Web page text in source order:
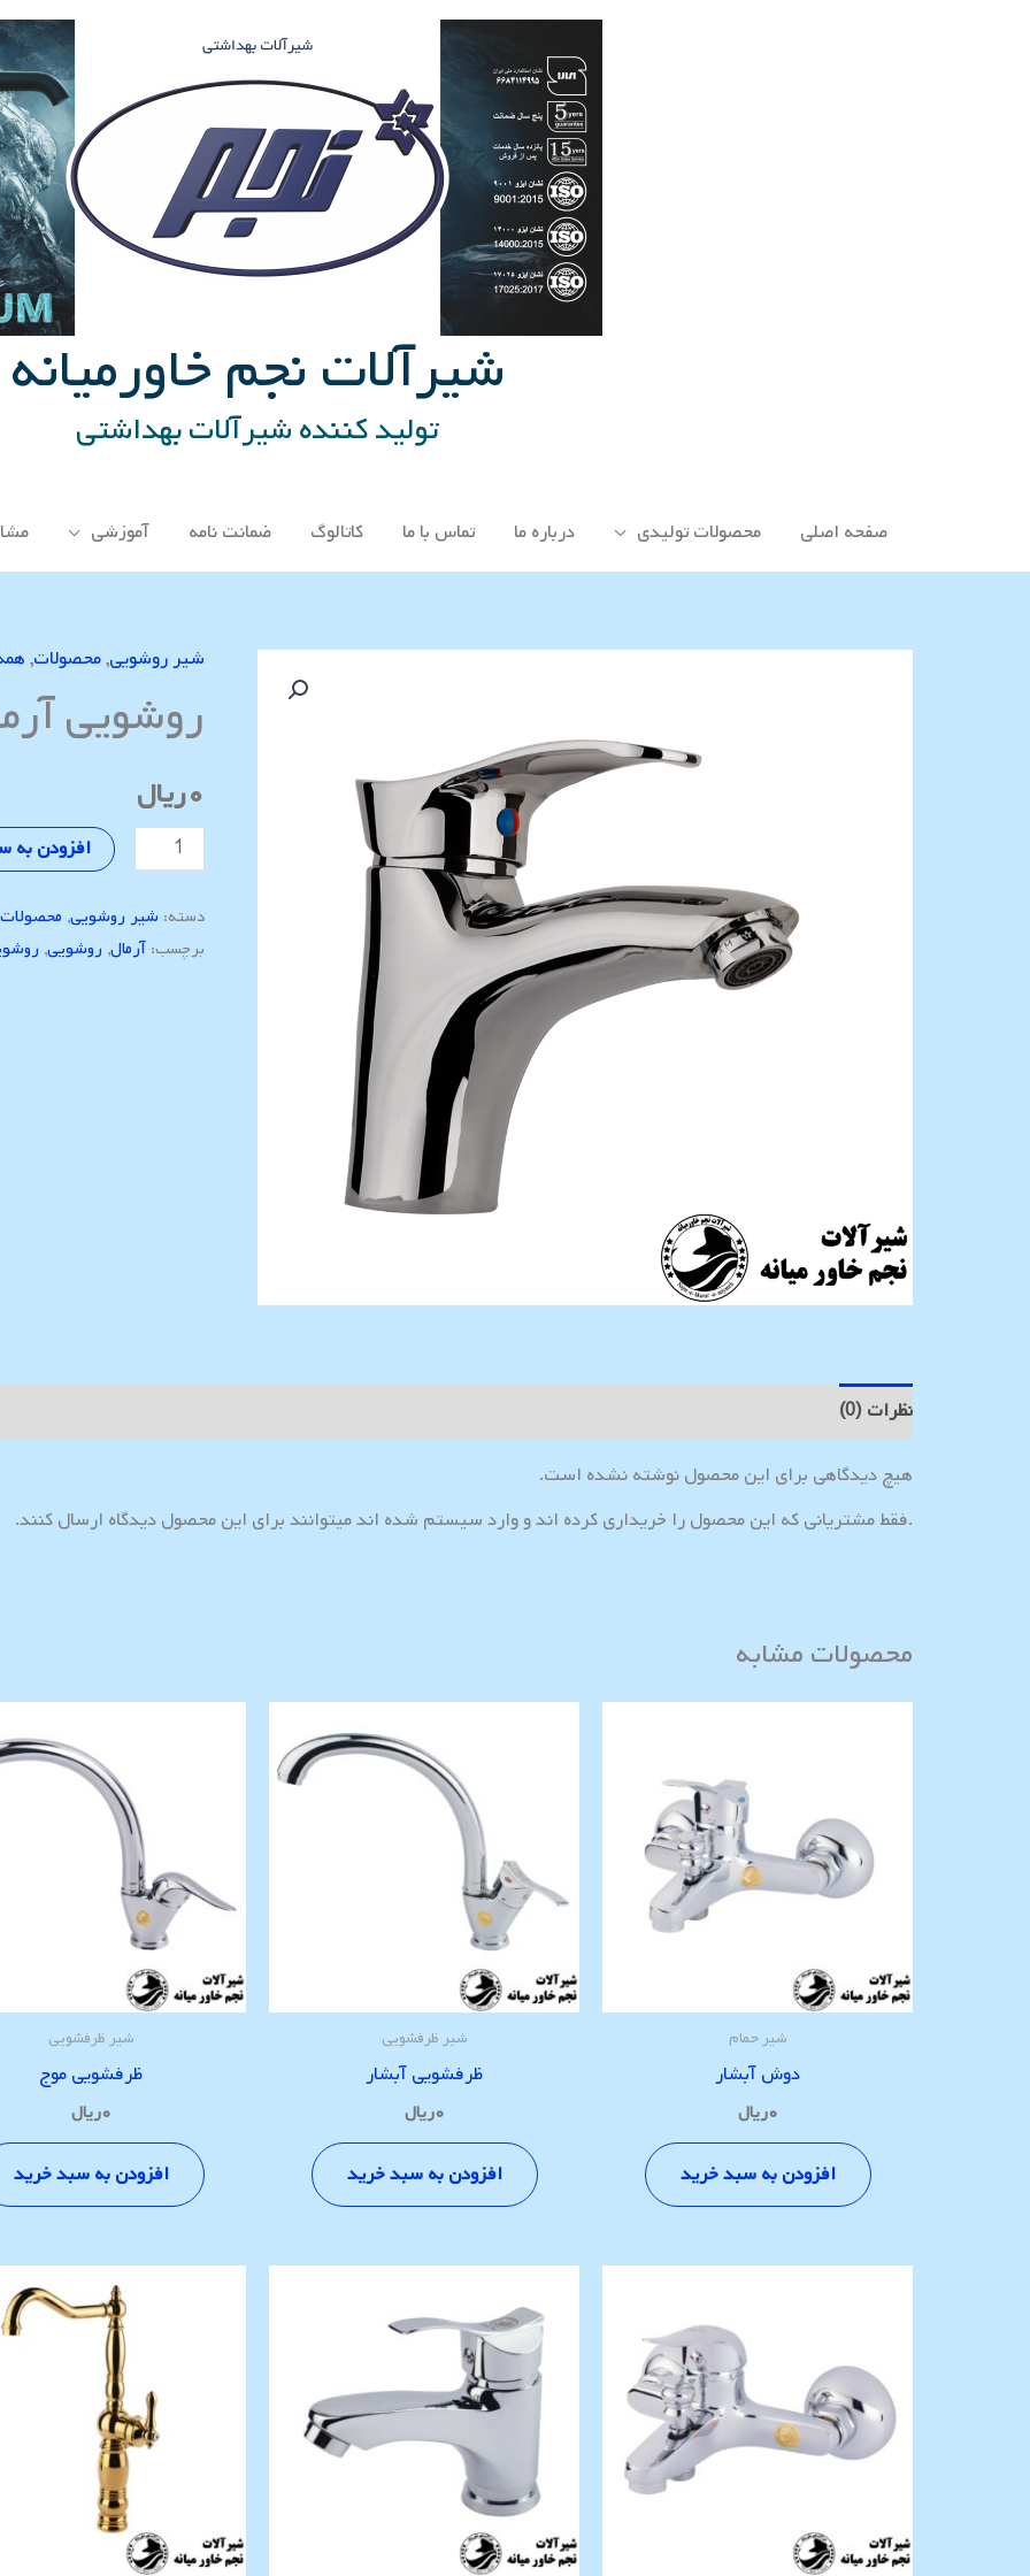
شیرآلات نجم خاورمیانه
تولید کننده شیرآلات بهداشتی
صفحه اصلی محصولات تولیدی درباره ما تماس با ما کاتالوگ ضمانت نامه آموزشی
شیر روشویی,محصولات,
روشویی
۰ریال
روشویی
عدد
افزودن به
دسته: شیر روشویی, محصولات
برچسب: آرمال, روشویی,
نظرات (0)
هیچ دیدگاهی برای این محصول نوشته نشده است.
.فقط مشتریانی که این محصول را خریداری کرده اند و وارد سیستم شده اند میتوانند برای این محصول دیدگاه ارسال کنند.
محصولات مشابه
شیر حمام
دوش آبشار
۰ریال
افزودن به سبد خرید
شیر ظرفشویی
ظرفشویی آبشار
۰ریال
افزودن به سبد خرید
شیر ظرفشویی
ظرفشویی موج
۰ریال
افزودن به سبد خرید